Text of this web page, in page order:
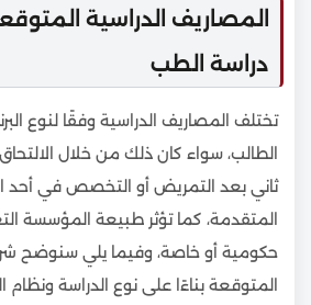
المصاريف الدراسية
دراسة الطب
تختلف المصاريف الدراسية وفقًا لنوع
الطالب، سواء كان ذلك من خلال
ثاني بعد التمريض أو التخصص في أحد
المتقدمة، كما تؤثر طبيعة المؤسسة
حكومية أو خاصة، وفيما يلي سنوضح
المتوقعة بناءًا على نوع الدراسة ونظام